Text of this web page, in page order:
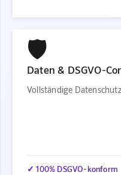
🛡️
Daten & DSGVO-
Vollständige
✓ 100% DSGVO-konform